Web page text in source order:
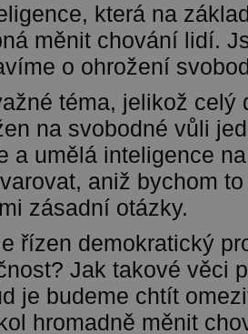
která na
měnit chování lidí.
o ohrožení
téma, jelikož celý
na svobodné vůli
a umělá inteligence
aniž bychom
zásadní otázky.
řízen demokratický
Jak takové věci
je budeme chtít
hromadně měnit